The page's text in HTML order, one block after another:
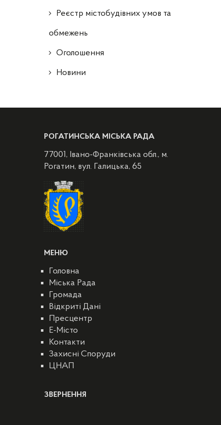
Реєстр містобудівних умов та
обмежень
Оголошення
Новини
РОГАТИНСЬКА МІСЬКА РАДА
77001, Івано-Франківська обл., м.
Рогатин, вул. Галицька, 65
МЕНЮ
Головна
Міська Рада
Громада
Відкриті Дані
Пресцентр
E-Місто
Контакти
Захисні Споруди
ЦНАП
ЗВЕРНЕННЯ